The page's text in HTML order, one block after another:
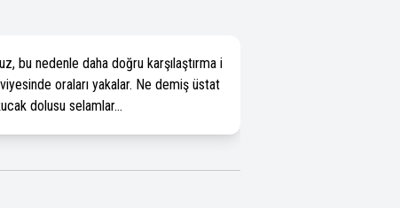
bu nedenle daha doğru karşılaştırma i
oraları yakalar. Ne demiş üstat
dolusu selamlar...